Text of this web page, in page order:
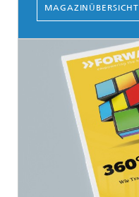
MAGAZINÜBERSICHT